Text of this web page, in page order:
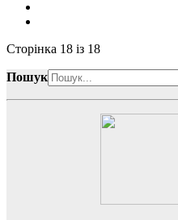
Сторінка 18 із 18
Пошук